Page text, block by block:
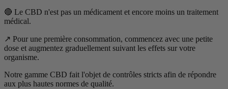
🔴 Le CBD n'est pas un médicament et encore moins un traitement
médical.
↗️ Pour une première consommation, commencez avec une petite
dose et augmentez graduellement suivant les effets sur votre
organisme.
Notre gamme CBD fait l'objet de contrôles stricts afin de répondre
aux plus hautes normes de qualité.